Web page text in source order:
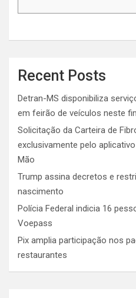
Recent Posts
Detran-MS disponibiliza
em feirão de veículos neste
Solicitação da Carteira de
exclusivamente pelo
Mão
Trump assina decretos e
nascimento
Polícia Federal indicia 16
Voepass
Pix amplia participação nos
restaurantes